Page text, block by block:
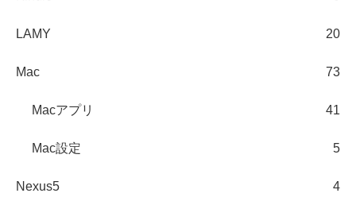
LAMY 20
Mac 73
Macアプリ 41
Mac設定 5
Nexus5 4